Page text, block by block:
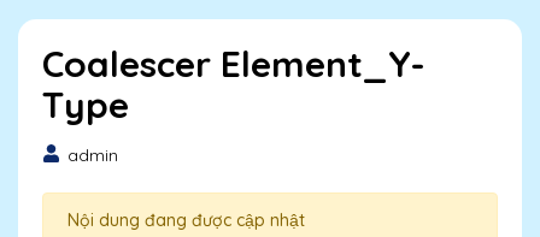
Coalescer Element_Y-
Type
admin
Nội dung đang được cập nhật